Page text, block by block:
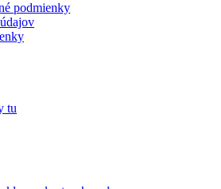
podmienky
tu